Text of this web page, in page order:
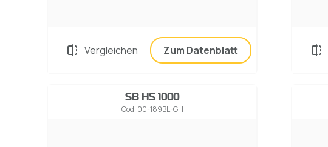
Vergleichen Zum Datenblatt
SB HS 1000
Cod: 00-189BL-GH